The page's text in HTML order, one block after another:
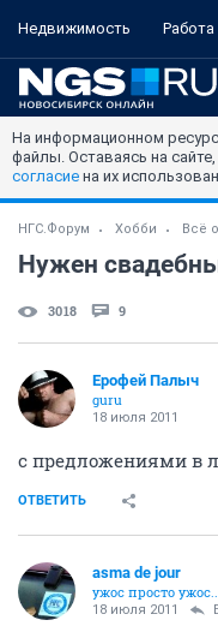
Недвижимость Работа
На информационном
файлы. Оставаясь на
согласие на их
НГС.Форум Хобби Всё
Нужен
3018 9
Ерофей Палыч
guru
18 июля 2011
с предложениями в
ОТВЕТИТЬ
asma de jour
ужос просто
18 июля 2011